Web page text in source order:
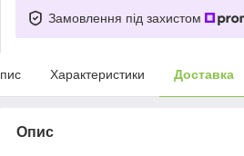
Замовлення під захистом
Характеристики Доставка
Опис